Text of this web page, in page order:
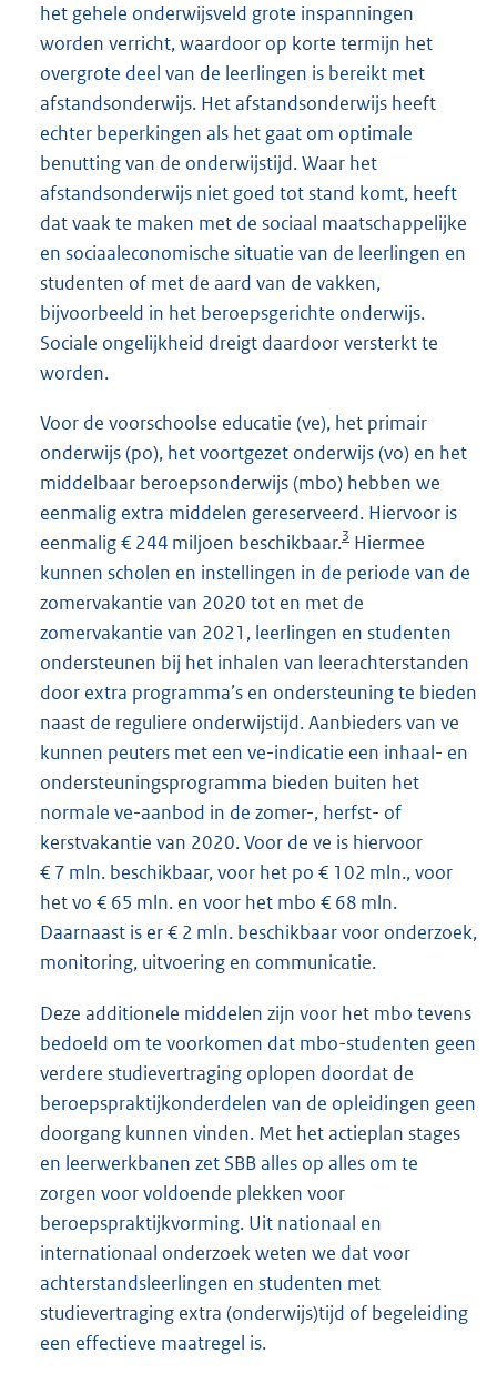
het gehele onderwijsveld grote inspanningen
worden verricht, waardoor op korte termijn het
overgrote deel van de leerlingen is bereikt met
afstandsonderwijs. Het afstandsonderwijs heeft
echter beperkingen als het gaat om optimale
benutting van de onderwijstijd. Waar het
afstandsonderwijs niet goed tot stand komt, heeft
dat vaak te maken met de sociaal maatschappelijke
en sociaaleconomische situatie van de leerlingen en
studenten of met de aard van de vakken,
bijvoorbeeld in het beroepsgerichte onderwijs.
Sociale ongelijkheid dreigt daardoor versterkt te
worden.
Voor de voorschoolse educatie (ve), het primair
onderwijs (po), het voortgezet onderwijs (vo) en het
middelbaar beroepsonderwijs (mbo) hebben we
eenmalig extra middelen gereserveerd. Hiervoor is
eenmalig € 244 miljoen beschikbaar.3 Hiermee
kunnen scholen en instellingen in de periode van de
zomervakantie van 2020 tot en met de
zomervakantie van 2021, leerlingen en studenten
ondersteunen bij het inhalen van leerachterstanden
door extra programma’s en ondersteuning te bieden
naast de reguliere onderwijstijd. Aanbieders van ve
kunnen peuters met een ve-indicatie een inhaal- en
ondersteuningsprogramma bieden buiten het
normale ve-aanbod in de zomer-, herfst- of
kerstvakantie van 2020. Voor de ve is hiervoor
€ 7 mln. beschikbaar, voor het po € 102 mln., voor
het vo € 65 mln. en voor het mbo € 68 mln.
Daarnaast is er € 2 mln. beschikbaar voor onderzoek,
monitoring, uitvoering en communicatie.
Deze additionele middelen zijn voor het mbo tevens
bedoeld om te voorkomen dat mbo-studenten geen
verdere studievertraging oplopen doordat de
beroepspraktijkonderdelen van de opleidingen geen
doorgang kunnen vinden. Met het actieplan stages
en leerwerkbanen zet SBB alles op alles om te
zorgen voor voldoende plekken voor
beroepspraktijkvorming. Uit nationaal en
internationaal onderzoek weten we dat voor
achterstandsleerlingen en studenten met
studievertraging extra (onderwijs)tijd of begeleiding
een effectieve maatregel is.